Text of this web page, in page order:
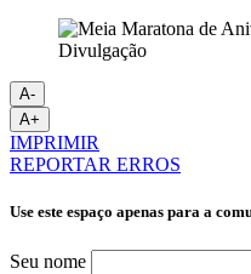
Divulgação
A-
A+
IMPRIMIR
REPORTAR ERROS
Use este espaço apenas para a
Seu nome